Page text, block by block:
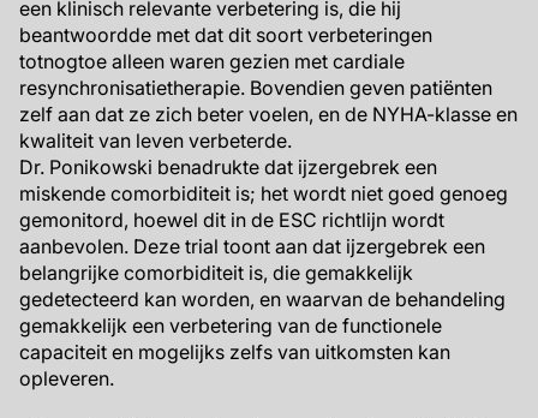
een klinisch relevante verbetering is, die hij
beantwoordde met dat dit soort verbeteringen
totnogtoe alleen waren gezien met cardiale
resynchronisatietherapie. Bovendien geven patiënten
zelf aan dat ze zich beter voelen, en de NYHA-klasse en
kwaliteit van leven verbeterde.
Dr. Ponikowski benadrukte dat ijzergebrek een
miskende comorbiditeit is; het wordt niet goed genoeg
gemonitord, hoewel dit in de ESC richtlijn wordt
aanbevolen. Deze trial toont aan dat ijzergebrek een
belangrijke comorbiditeit is, die gemakkelijk
gedetecteerd kan worden, en waarvan de behandeling
gemakkelijk een verbetering van de functionele
capaciteit en mogelijks zelfs van uitkomsten kan
opleveren.